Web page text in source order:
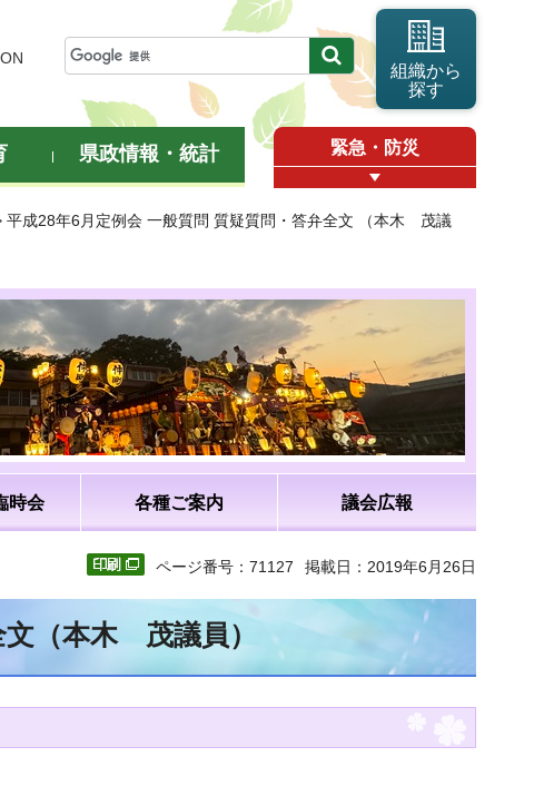
組織から
探す
県政情報・統計 緊急・防災
平成28年6月定例会 一般質問 質疑質問・答弁全文 （本木 茂議
時会 各種ご案内 議会広報
ページ番号：71127 掲載日：2019年6月26日
（本木 茂議員）